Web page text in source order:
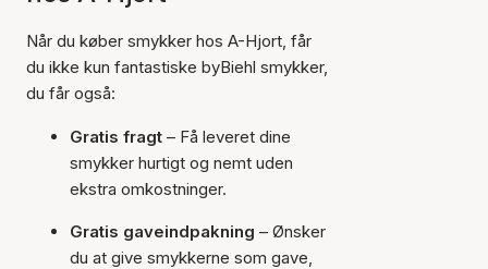
Når du køber smykker hos A-Hjort, får
du ikke kun fantastiske byBiehl smykker,
du får også:
Gratis fragt – Få leveret dine
smykker hurtigt og nemt uden
ekstra omkostninger.
Gratis gaveindpakning – Ønsker
du at give smykkerne som gave,